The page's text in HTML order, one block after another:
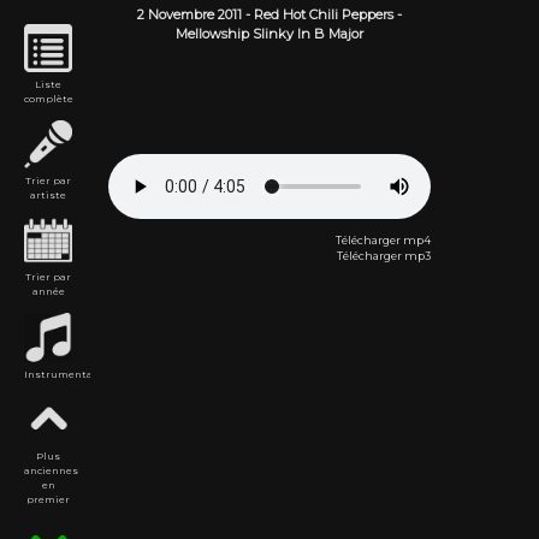
Liste
complète
Trier par
artiste
Trier par
année
Instrumentales
Plus
anciennes
en
premier
2 Novembre2011- Red Hot Chili Peppers-
Mellowship Slinky In B Major
Télécharger mp4
Télécharger mp3